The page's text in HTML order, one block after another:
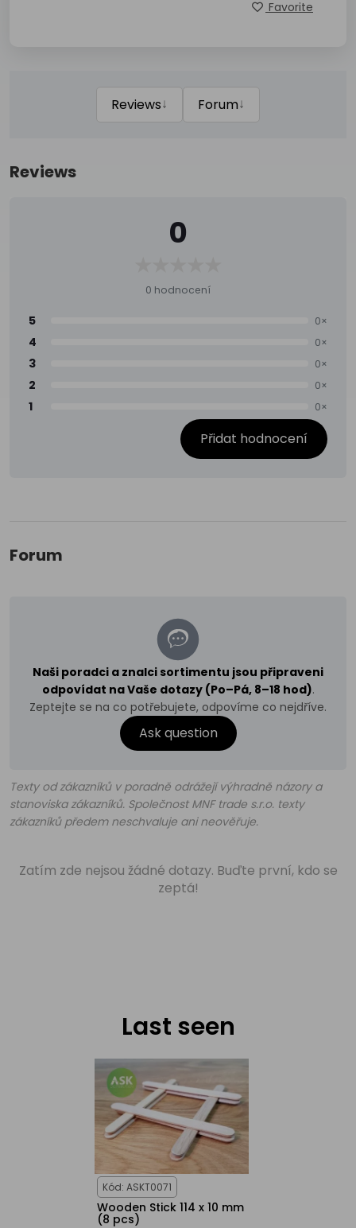
Favorite
Reviews↓ Forum↓
Reviews
0
0 hodnocení
5 0×
4 0×
3 0×
2 0×
1 0×
Přidat hodnocení
Forum
Naši poradci a znalci sortimentu jsou připraveni
odpovídat na Vaše dotazy (Po–Pá, 8–18 hod).
Zeptejte se na co potřebujete, odpovíme co nejdříve.
Ask question
Texty od zákazníků v poradně odrážejí výhradně názory a
stanoviska zákazníků. Společnost MNF trade s.r.o. texty
zákazníků předem neschvaluje ani neověřuje.
Zatím zde nejsou žádné dotazy. Buďte první, kdo se
zeptá!
Last seen
Kód: ASKT0071
Wooden Stick 114 x 10 mm
(8 pcs)